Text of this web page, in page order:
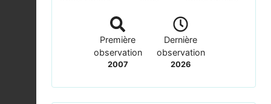
Première
observation
2007
Dernière
observation
2026